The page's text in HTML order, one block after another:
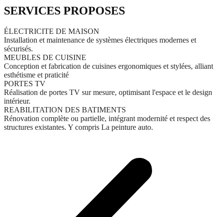
SERVICES PROPOSES
ÉLECTRICITE DE MAISON
Installation et maintenance de systèmes électriques modernes et
sécurisés.
MEUBLES DE CUISINE
Conception et fabrication de cuisines ergonomiques et stylées, alliant
esthétisme et praticité
PORTES TV
Réalisation de portes TV sur mesure, optimisant l'espace et le design
intérieur.
REABILITATION DES BATIMENTS
Rénovation complète ou partielle, intégrant modernité et respect des
structures existantes. Y compris La peinture auto.